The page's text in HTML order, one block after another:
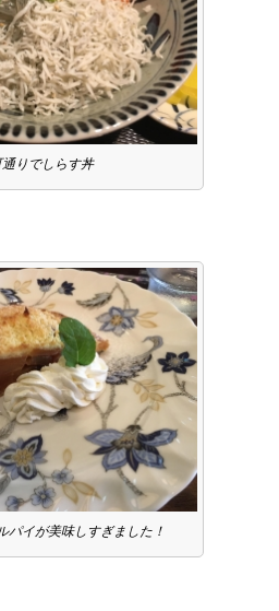
通りでしらす丼
パイが美味しすぎました！